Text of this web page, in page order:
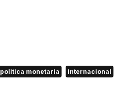
politica monetaria internacional